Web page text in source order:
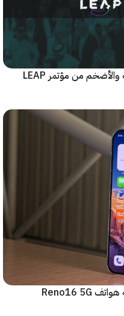
الرياض تستعد لإطلاق النسخة الخامسة والأضخم من مؤتمر LEAP
شركة Oppo تكشف النقاب عن سلسلة هواتف Reno16 5G